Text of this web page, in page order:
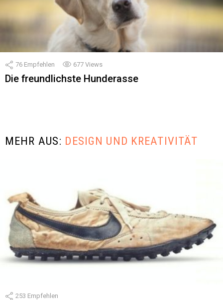
76 Empfehlen 677 Views
Die freundlichste Hunderasse
MEHR AUS: DESIGN UND KREATIVITÄT
253 Empfehlen